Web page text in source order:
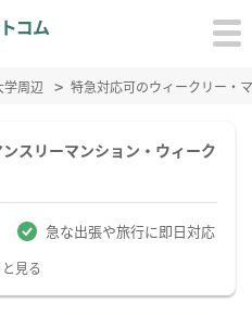
学周辺 特急対応可のウィークリー・
スリーマンション・ウィーク
急な出張や旅行に即日対応
見る